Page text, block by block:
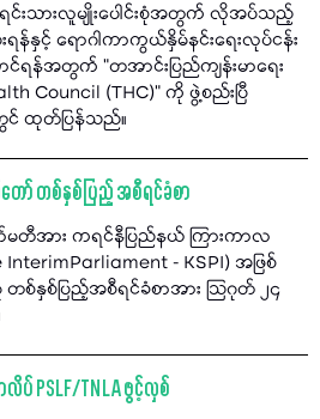
င်းသားလူမျိုးပေါင်းစုံအတွက် လိုအပ်သည့်
ရန်နှင့် ရောဂါကာကွယ်နှိမ်နင်းရေးလုပ်ငန်း
င်ရန်အတွက် "တအာင်းပြည်ကျန်းမာရေး
Council (THC)" ကို ဖွဲ့စည်းပြီ
င် ထုတ်ပြန်သည်။
ာ် တစ်နှစ်ပြည့် အစီရင်ခံစာ
မတီအား ကရင်နီပြည်နယ် ကြားကာလ
- KSPI) အဖြစ်
နှစ်ပြည့်အစီရင်ခံစာအား သြဂုတ် ၂၄
လိပ် PSLF/TNLA ဖွင့်လှစ်